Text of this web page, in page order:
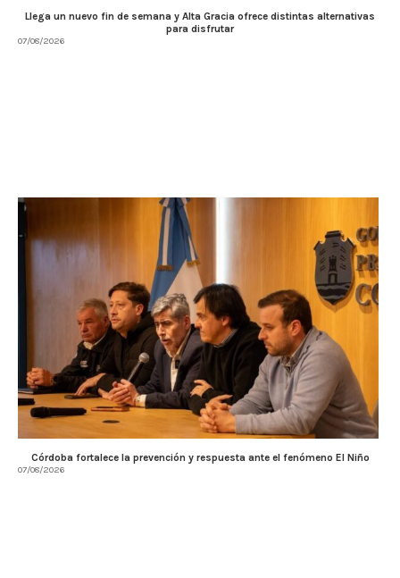
Llega un nuevo fin de semana y Alta Gracia ofrece distintas alternativas
para disfrutar
07/08/2026
Córdoba fortalece la prevención y respuesta ante el fenómeno El Niño
07/08/2026